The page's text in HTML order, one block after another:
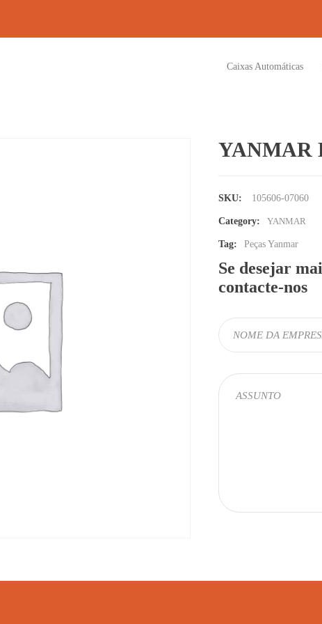
Caixas Automáticas
YANMAR
SKU: 105606-07060
Category: YANMAR
Tag: Peças Yanmar
Se desejar
contacte-nos